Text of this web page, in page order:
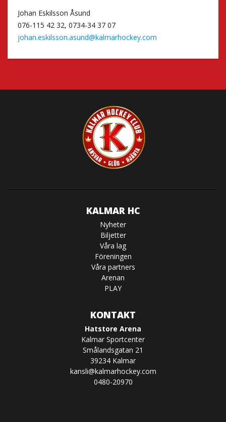
Johan Eskilsson Åsund
076-115 42 32, 0734-34 37 07
johan.eskilsson.asund@kalmarhockey.com
KALMAR HC
Nyheter
Biljetter
Våra lag
Föreningen
Våra partners
Arenan
PLAY
KONTAKT
Hatstore Arena
Kalmar Sportcenter
Smålandsgatan 21
39234 Kalmar
kansli@kalmarhockey.com
0480-20970